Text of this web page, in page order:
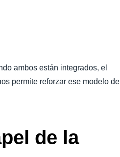
ambos están integrados, el
permite reforzar ese modelo de
de la